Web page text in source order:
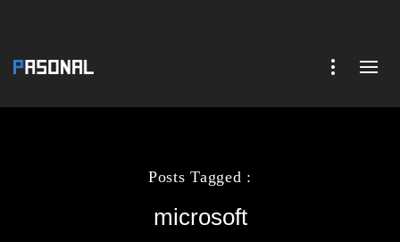
Posts Tagged :
microsoft